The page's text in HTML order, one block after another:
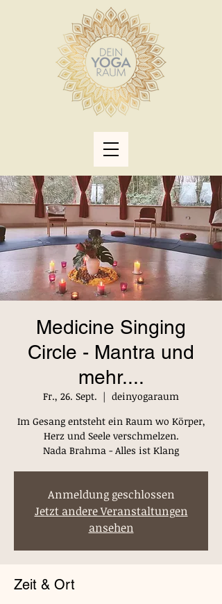
Medicine Singing
Circle - Mantra und
mehr....
Fr., 26. Sept.
  |
deinyogaraum
Im Gesang entsteht ein Raum wo Körper,
Herz und Seele verschmelzen.
Anmeldung geschlossen
Jetzt andere Veranstaltungen
ansehen
Zeit & Ort